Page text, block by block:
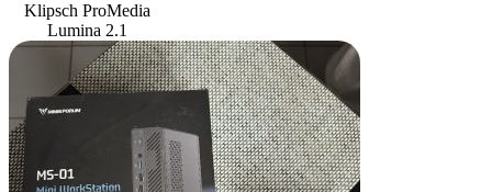
Klipsch ProMedia
Lumina 2.1